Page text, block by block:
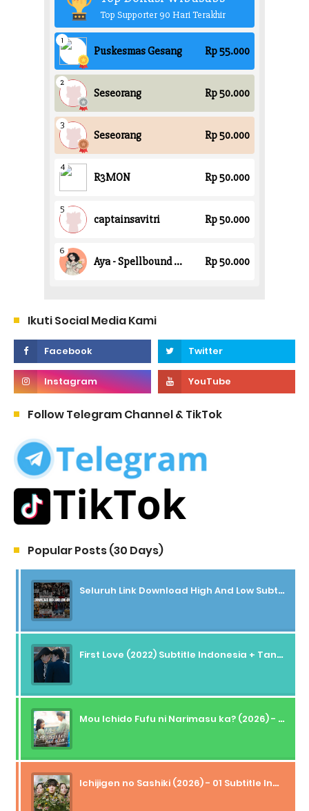
Ikuti Social Media Kami
Follow Telegram Channel & TikTok
Popular Posts (30 Days)
Seluruh Link Download High And Low Subtitle Indonesia
First Love (2022) Subtitle Indonesia + Tanpa Iklan + Streaming + 1080p
Mou Ichido Fufu ni Narimasu ka? (2026) - 01 Subtitle Indonesia
Ichijigen no Sashiki (2026) - 01 Subtitle Indonesia